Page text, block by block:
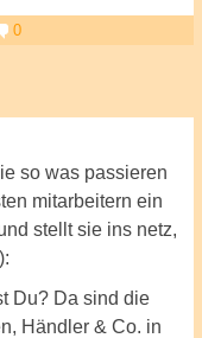
0
so was passieren
mitarbeitern ein
stellt sie ins netz,
Du? Da sind die
Händler & Co. in